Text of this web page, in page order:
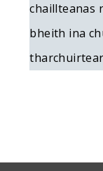
chaillteanas
bheith ina